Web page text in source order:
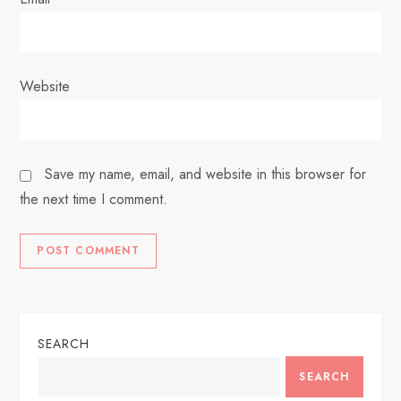
Website
Save my name, email, and website in this browser for
the next time I comment.
SEARCH
SEARCH